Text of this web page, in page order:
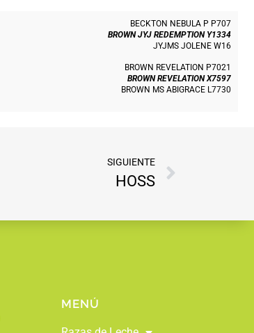
BECKTON NEBULA P P707
BROWN JYJ REDEMPTION Y1334
JYJMS JOLENE W16
BROWN REVELATION P7021
BROWN REVELATION X7597
BROWN MS ABIGRACE L7730
SIGUIENTE
HOSS
MENÚ